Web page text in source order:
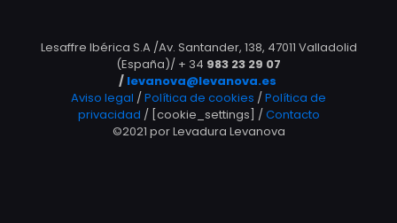
Lesaffre Ibérica S.A /Av. Santander, 138, 47011 Valladolid
(España)/ + 34 983 23 29 07
/ levanova@levanova.es
Aviso legal /Política de cookies /Política de
privacidad / [cookie_settings] /Contacto
©2021 por Levadura Levanova